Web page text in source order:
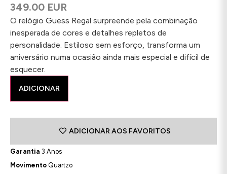
349.00 EUR
O relógio Guess Regal surpreende pela combinação
inesperada de cores e detalhes repletos de
personalidade. Estiloso sem esforço, transforma um
aniversário numa ocasião ainda mais especial e difícil de
esquecer.
ADICIONAR
ADICIONAR AOS FAVORITOS
Garantia 3 Anos
Movimento Quartzo